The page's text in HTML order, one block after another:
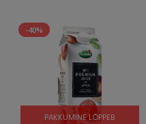
-40%
PAKKUMINE LÕPPEB